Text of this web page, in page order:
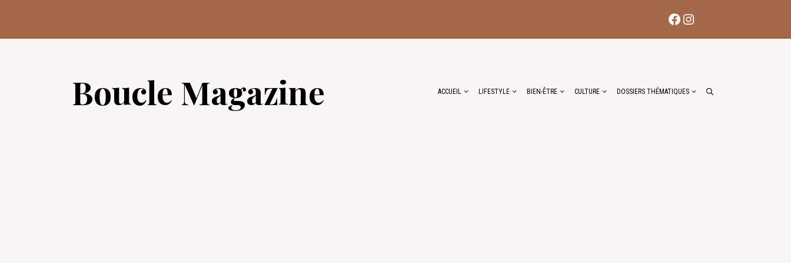
contenu
Facebook
Instagram
Boucle Magazine ACCUEIL LIFESTYLE BIEN-ÊTRE CULTURE DOSSIERS THÉMATIQUES